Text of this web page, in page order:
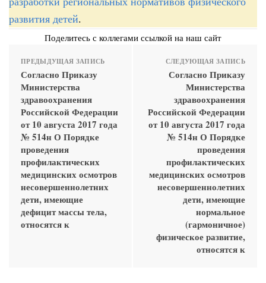
развития детей.
Поделитесь с коллегами ссылкой на наш сайт
ПРЕДЫДУЩАЯ ЗАПИСЬ
Согласно Приказу
Министерства
здравоохранения
Российской Федерации
от 10 августа 2017 года
№ 514н О Порядке
проведения
профилактических
медицинских осмотров
несовершеннолетних
дети, имеющие
дефицит массы тела,
относятся к
СЛЕДУЮЩАЯ ЗАПИСЬ
Согласно Приказу
Министерства
здравоохранения
Российской Федерации
от 10 августа 2017 года
№ 514н О Порядке
проведения
профилактических
медицинских осмотров
несовершеннолетних
дети, имеющие
нормальное
(гармоничное)
физическое развитие,
относятся к